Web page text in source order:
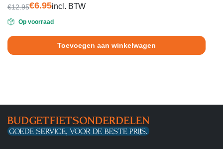
€12.95
prijs
was:
€6.95
prijs
is:
incl. BTW
Op voorraad
Toevoegen aan winkelwagen